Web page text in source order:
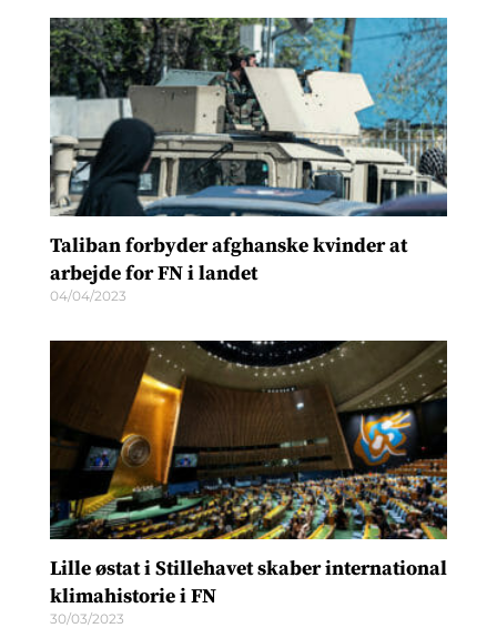
Taliban forbyder afghanske kvinder at
arbejde for FN i landet
04/04/2023
Lille østat i Stillehavet skaber international
klimahistorie i FN
30/03/2023